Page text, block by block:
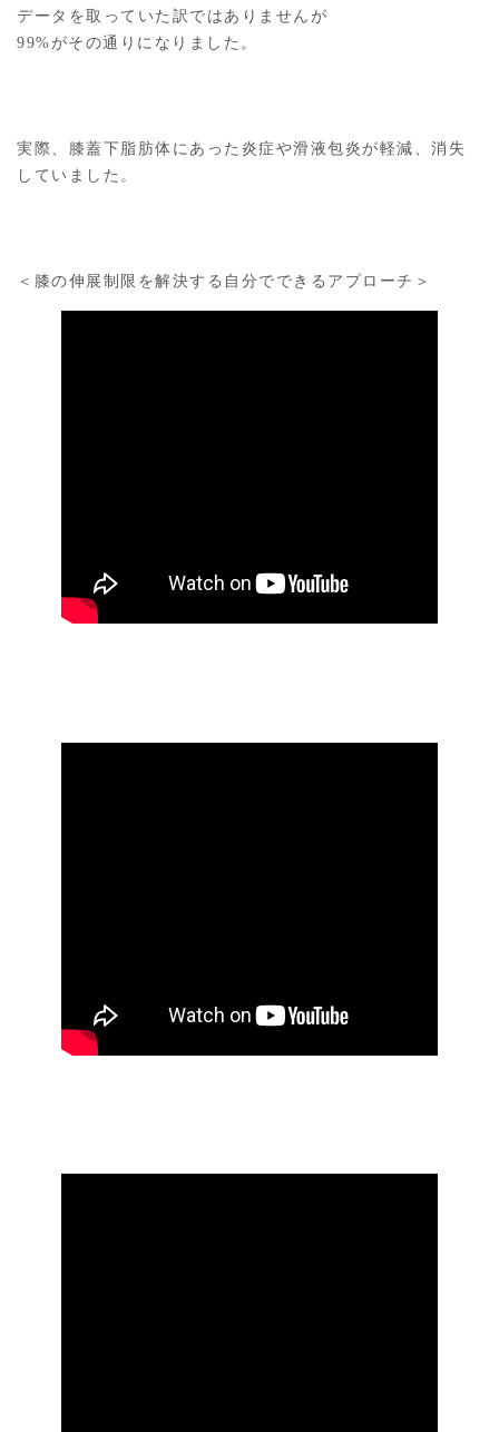
データを取っていた訳ではありませんが
99%がその通りになりました。
実際、膝蓋下脂肪体にあった炎症や滑液包炎が軽減、消失
していました。
＜膝の伸展制限を解決する自分でできるアプローチ＞